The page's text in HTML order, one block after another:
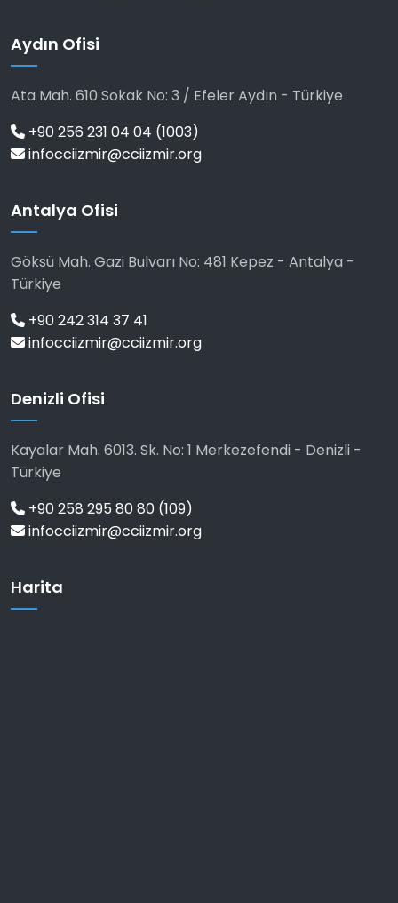
Aydın Ofisi
Ata Mah. 610 Sokak No: 3 / Efeler Aydın - Türkiye
+90 256 231 04 04 (1003)
infocciizmir@cciizmir.org
Antalya Ofisi
Göksü Mah. Gazi Bulvarı No: 481 Kepez - Antalya -
Türkiye
+90 242 314 37 41
infocciizmir@cciizmir.org
Denizli Ofisi
Kayalar Mah. 6013. Sk. No: 1 Merkezefendi - Denizli -
Türkiye
+90 258 295 80 80 (109)
infocciizmir@cciizmir.org
Harita